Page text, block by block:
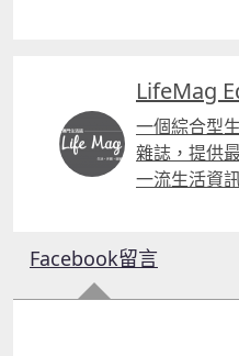
LifeMag
一個綜合型
雜誌，提供
一流生活資
Facebook留言